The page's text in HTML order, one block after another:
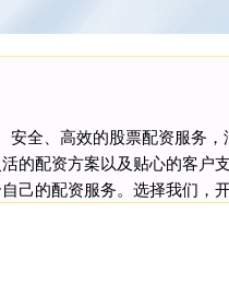
安全、高效的股票配资服务
的配资方案以及贴心的客户
己的配资服务。选择我们，